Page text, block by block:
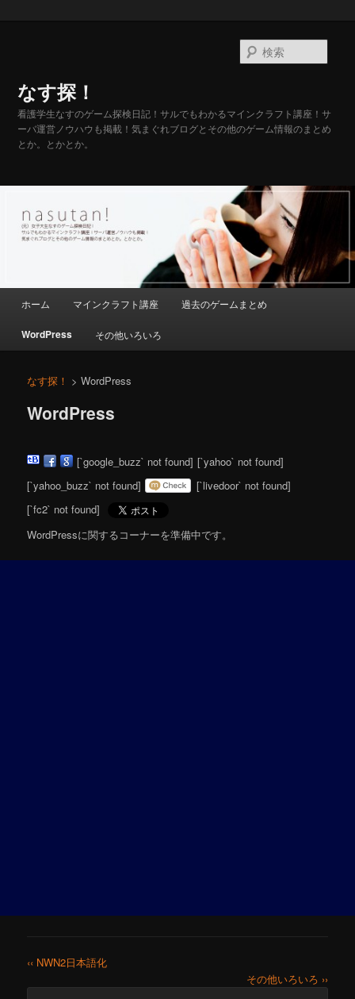
なす探！
看護学生なすのゲーム探検日記！サルでもわかるマインクラフト講座！サ
ーバ運営ノウハウも掲載！気まぐれブログとその他のゲーム情報のまとめ
とか。とかとか。
索
ホーム マインクラフト講座 過去のゲームまとめ
WordPress その他いろいろ
なす探！ > WordPress
WordPress
[`google_buzz` not found] [`yahoo` not found]
[`yahoo_buzz` not found]
[`livedoor` not found]
[`fc2` not found]
WordPressに関するコーナーを準備中です。
‹‹ NWN2日本語化
その他いろいろ ››